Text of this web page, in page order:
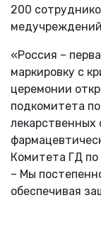
200
«Россия –
маркировку с
церемонии
подкомитета
лекарственных
Комитета ГД по
– Мы
обеспечивая